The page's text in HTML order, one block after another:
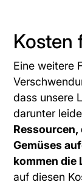
Kosten
Eine weitere
dass unsere
darunter
Ressourcen,
Gemüses
kommen die
auf diesen